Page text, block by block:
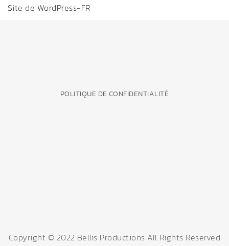
Site de WordPress-FR
POLITIQUE DE CONFIDENTIALITÉ
Copyright © 2022 Bellis Productions All Rights Reserved